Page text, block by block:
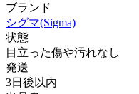
ブランド
シグマ(Sigma)
状態
目立った傷や汚れなし
発送
3日後以内